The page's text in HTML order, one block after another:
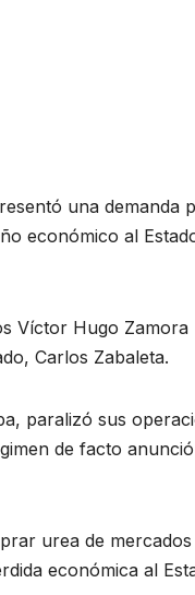
una demanda
económico al
Víctor Hugo Zamora
Carlos Zabaleta.
paralizó sus
de facto
urea de mercados
económica al